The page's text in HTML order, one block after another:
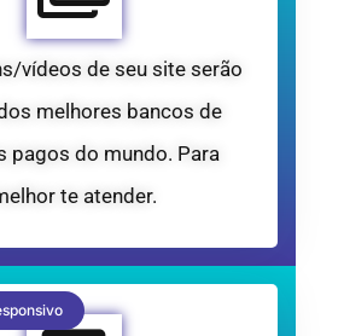
vídeos de seu site serão
melhores bancos de
pagos do mundo. Para
te atender.